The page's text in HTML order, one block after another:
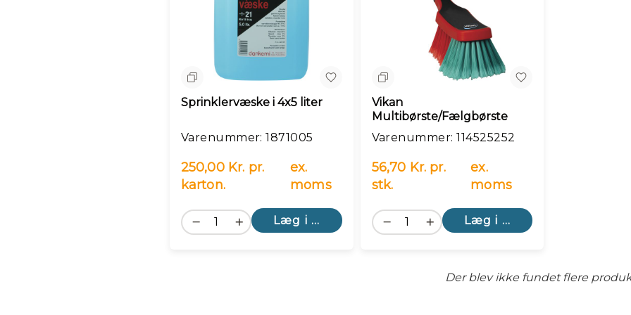
Sammenlign
Sprinklervæske i 4x5 liter
Varenummer: 1871005
250,00 Kr. pr.
karton.
ex.
moms
Læg i kurv
Sammenlign
Vikan
Multibørste/Fælgbørste
Varenummer: 114525252
56,70 Kr. pr.
stk.
ex.
moms
Læg i kurv
Der blev ikke fundet flere